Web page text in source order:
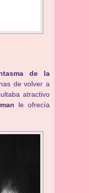
de la
de volver a
atractivo
le ofrecía